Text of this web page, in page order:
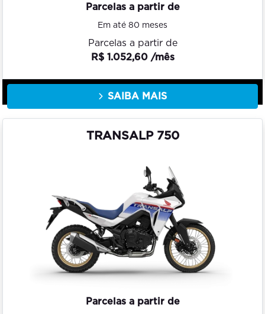
Parcelas a partir de
Em até 80 meses
Parcelas a partir de
R$ 1.052,60 /mês
SAIBA MAIS
TRANSALP 750
Parcelas a partir de